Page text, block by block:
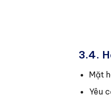
3.4.
Mặt
Yêu